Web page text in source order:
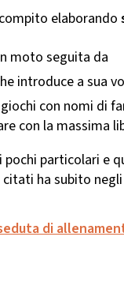
elaborando
moto seguita da
introduce a sua
con nomi di
con la massima
particolari e
ha subito
di